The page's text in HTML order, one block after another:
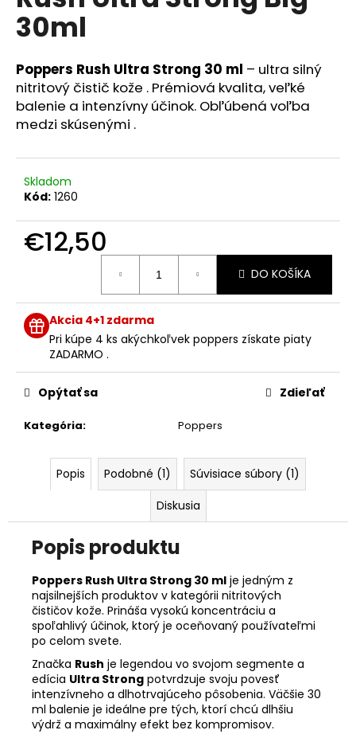
0,0
z
hviezdičiek.
30ml
Poppers Rush Ultra Strong 30 ml – ultra silný
nitritový čistič kože . Prémiová kvalita, veľké
balenie a intenzívny účinok. Obľúbená voľba
medzi skúsenými .
Skladom
Kód: 1260
€12,50
DO KOŠÍKA
Akcia 4+1 zdarma
Pri kúpe 4 ks akýchkoľvek poppers získate piaty
ZADARMO .
Kategória: Poppers
Opýtať sa Zdieľať
Popis Podobné (1)
Súvisiace súbory (1)
Diskusia
Popis produktu
Poppers Rush Ultra Strong 30 ml je jedným z
najsilnejších produktov v kategórii nitritových
čističov kože. Prináša vysokú koncentráciu a
spoľahlivý účinok, ktorý je oceňovaný používateľmi
po celom svete.
Značka Rush je legendou vo svojom segmente a
edícia Ultra Strong potvrdzuje svoju povesť
intenzívneho a dlhotrvajúceho pôsobenia. Väčšie 30
ml balenie je ideálne pre tých, ktorí chcú dlhšiu
výdrž a maximálny efekt bez kompromisov.
á
j
s
ť
?
O
o
a
m